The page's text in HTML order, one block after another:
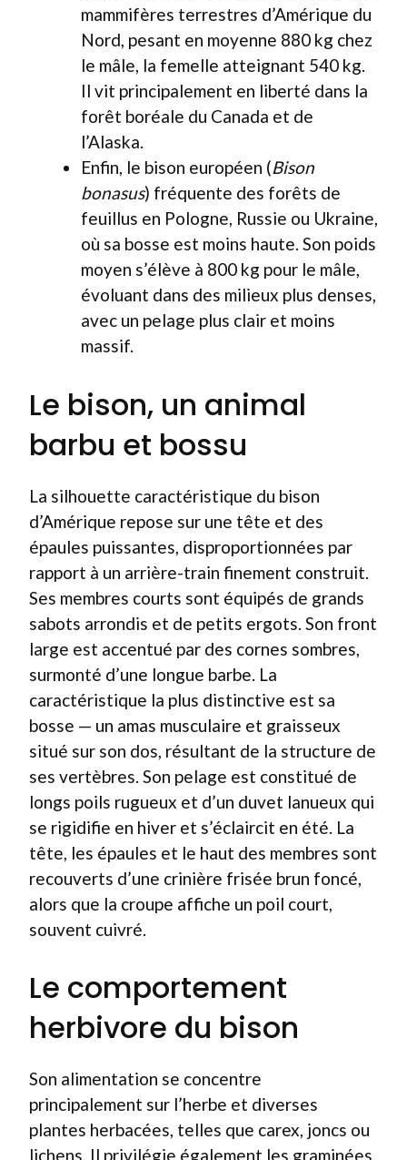
mammifères terrestres d’Amérique du
Nord, pesant en moyenne 880 kg chez
le mâle, la femelle atteignant 540 kg.
Il vit principalement en liberté dans la
forêt boréale du Canada et de
l’Alaska.
Enfin, le bison européen (Bison
bonasus) fréquente des forêts de
feuillus en Pologne, Russie ou Ukraine,
où sa bosse est moins haute. Son poids
moyen s’élève à 800 kg pour le mâle,
évoluant dans des milieux plus denses,
avec un pelage plus clair et moins
massif.
Le bison, un animal
barbu et bossu
La silhouette caractéristique du bison
d’Amérique repose sur une tête et des
épaules puissantes, disproportionnées par
rapport à un arrière-train finement construit.
Ses membres courts sont équipés de grands
sabots arrondis et de petits ergots. Son front
large est accentué par des cornes sombres,
surmonté d’une longue barbe. La
caractéristique la plus distinctive est sa
bosse — un amas musculaire et graisseux
situé sur son dos, résultant de la structure de
ses vertèbres. Son pelage est constitué de
longs poils rugueux et d’un duvet lanueux qui
se rigidifie en hiver et s’éclaircit en été. La
tête, les épaules et le haut des membres sont
recouverts d’une crinière frisée brun foncé,
alors que la croupe affiche un poil court,
souvent cuivré.
Le comportement
herbivore du bison
Son alimentation se concentre
principalement sur l’herbe et diverses
plantes herbacées, telles que carex, joncs ou
lichens. Il privilégie également les graminées,